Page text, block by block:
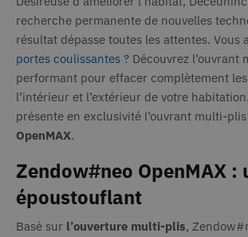
recherche permanente de nouvelles
résultat dépasse toutes les attentes. Vous
portes coulissantes ? Découvrez l’ouvrant
performant pour effacer complètement
l’intérieur et l’extérieur de votre
présente en exclusivité l’ouvrant multi-plis
OpenMAX.
Zendow#neo OpenMAX :
époustouflant
Basé sur l’ouverture multi-plis,